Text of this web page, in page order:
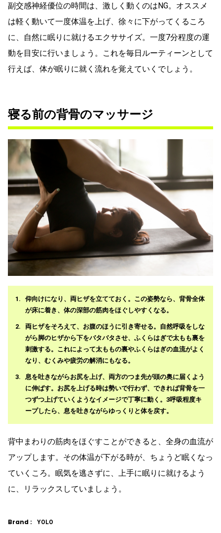
副交感神経優位の時間は、激しく動くのはNG。オススメ
は軽く動いて一度体温を上げ、徐々に下がってくるころ
に、自然に眠りに就けるエクササイズ。一度7分程度の運
動を目安に行いましょう。これを毎日ルーティーンとして
行えば、体が眠りに就く流れを覚えていくでしょう。
寝る前の背骨のマッサージ
仰向けになり、両ヒザを立てておく。この姿勢なら、背骨全体
が床に着き、体の深部の筋肉をほぐしやすくなる。
両ヒザをそろえて、お腹のほうに引き寄せる。自然呼吸をしな
がら脚のヒザから下をバタバタさせ、ふくらはぎで太もも裏を
刺激する。これによって太ももの裏やふくらはぎの血流がよく
なり、むくみや疲労の解消にもなる。
息を吐きながらお尻を上げ、両方のつま先が頭の奥に届くよう
に伸ばす。お尻を上げる時は勢いで行わず、できれば背骨を一
つずつ上げていくようなイメージで丁寧に動く。3呼吸程度キ
ープしたら、息を吐きながらゆっくりと体を戻す。
背中まわりの筋肉をほぐすことができると、全身の血流が
アップします。その体温が下がる時が、ちょうど眠くなっ
ていくころ。眠気を逃さずに、上手に眠りに就けるよう
に、リラックスしていましょう。
Brand : YOLO